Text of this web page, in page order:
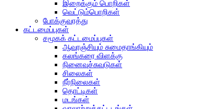
இறைக்கும் பொறிகள்
வெட்டும்பொறிகள்
போக்குவரத்து
கட்டமைப்புகள்
சமூகக் கட்டமைப்புகள்
ஆவுரஞ்சியும் சுமைதாங்கியும்
கலங்கரை விளக்கு
நினைவுச்சுவடுகள்
சிலைகள்
நீர்நிலைகள்
தொட்டிகள்
மடங்கள்